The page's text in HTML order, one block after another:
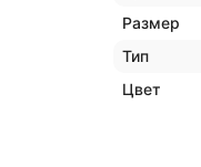
Размер
Тип
Цвет